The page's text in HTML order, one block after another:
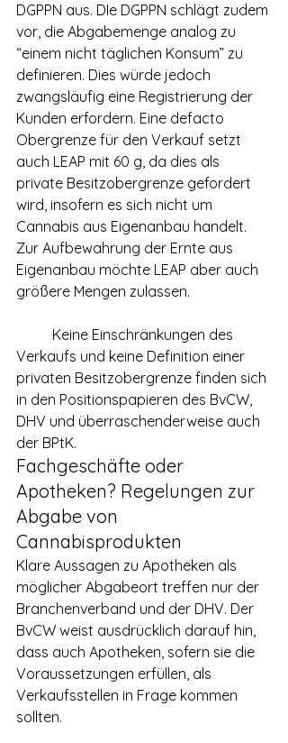
DGPPN aus. DIe DGPPN schlägt zudem
vor, die Abgabemenge analog zu
“einem nicht täglichen Konsum” zu
definieren. Dies würde jedoch
zwangsläufig eine Registrierung der
Kunden erfordern. Eine defacto
Obergrenze für den Verkauf setzt
auch LEAP mit 60 g, da dies als
private Besitzobergrenze gefordert
wird, insofern es sich nicht um
Cannabis aus Eigenanbau handelt.
Zur Aufbewahrung der Ernte aus
Eigenanbau möchte LEAP aber auch
größere Mengen zulassen.
Verkaufs und keine Definition einer
privaten Besitzobergrenze finden sich
in den Positionspapieren des BvCW,
DHV und überraschenderweise auch
der BPtK.
Fachgeschäfte oder
Apotheken? Regelungen zur
Abgabe von
Cannabisprodukten
Klare Aussagen zu Apotheken als
möglicher Abgabeort treffen nur der
Branchenverband und der DHV. Der
BvCW weist ausdrücklich darauf hin,
dass auch Apotheken, sofern sie die
Voraussetzungen erfüllen, als
Verkaufsstellen in Frage kommen
sollten.